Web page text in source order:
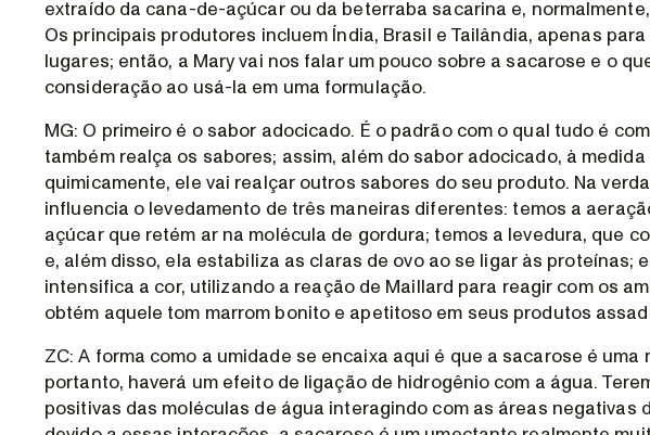
extraído da cana-de-açúcar ou da beterraba sacarina e,
Os principais produtores incluem Índia, Brasil e Tailândia, apenas
lugares; então, a Mary vai nos falar um pouco sobre a sacarose e o
consideração ao usá-la em uma formulação.
MG: O primeiro é o sabor adocicado. É o padrão com o qual tudo é
também realça os sabores; assim, além do sabor adocicado, à
quimicamente, ele vai realçar outros sabores do seu produto. Na
influencia o levedamento de três maneiras diferentes: temos a
açúcar que retém ar na molécula de gordura; temos a levedura, que
e, além disso, ela estabiliza as claras de ovo ao se ligar às proteínas;
intensifica a cor, utilizando a reação de Maillard para reagir com os
obtém aquele tom marrom bonito e apetitoso em seus produtos
ZC: A forma como a umidade se encaixa aqui é que a sacarose é uma
portanto, haverá um efeito de ligação de hidrogênio com a água.
positivas das moléculas de água interagindo com as áreas negativas